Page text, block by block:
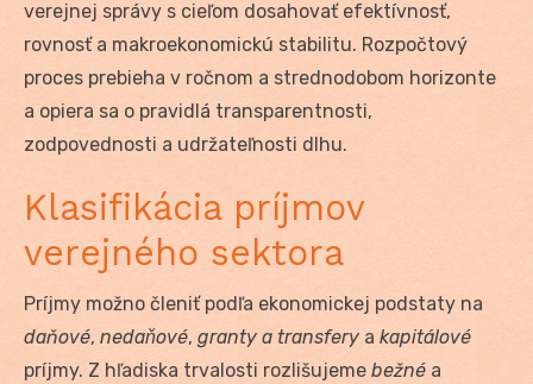
verejnej správy s cieľom dosahovať efektívnosť,
rovnosť a makroekonomickú stabilitu. Rozpočtový
proces prebieha v ročnom a strednodobom horizonte
a opiera sa o pravidlá transparentnosti,
zodpovednosti a udržateľnosti dlhu.
Klasifikácia príjmov
verejného sektora
Príjmy možno členiť podľa ekonomickej podstaty na
daňové, nedaňové, granty a transfery a kapitálové
príjmy. Z hľadiska trvalosti rozlišujeme bežné a